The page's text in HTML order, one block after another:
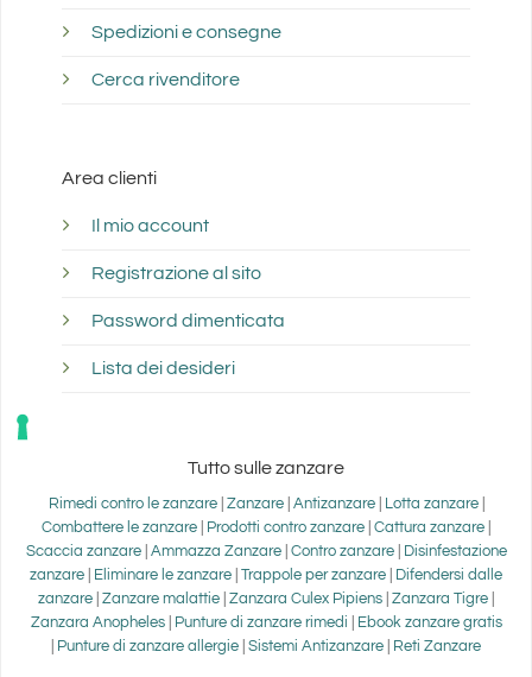
Spedizioni e consegne
Cerca rivenditore
Area clienti
Il mio account
Registrazione al sito
Password dimenticata
Lista dei desideri
Tutto sulle zanzare
Rimedi contro le zanzare| Zanzare| Antizanzare Lotta zanzare|
Combattere le zanzare
Prodotti contro zanzare Cattura zanzare
Scaccia zanzare| Ammazza Zanzare Contro zanzare|
Disinfestazione
zanzare
Eliminare le zanzare Trappole per zanzare
Difendersi dalle
zanzare
Zanzare malattie Zanzara Culex Pipiens Zanzara Tigre
Zanzara Anopheles| Punture di zanzare rimedi
Ebook zanzare gratis
Punture di zanzare allergie Sistemi Antizanzare Reti Zanzare